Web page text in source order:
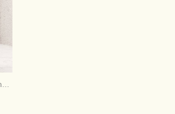
Robe trapèze col en v satin longueur ras du sol robe de demoiselle d'honneur avec plissé poches